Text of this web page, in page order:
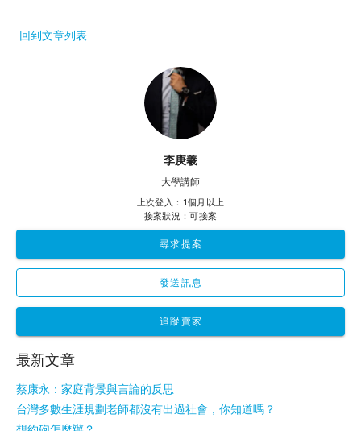
回到文章列表
李庚羲
大學講師
上次登入：1個月以上
接案狀況：可接案
尋求提案
發送訊息
追蹤賣家
最新文章
蔡康永：家庭背景與言論的反思
台灣多數生涯規劃老師都沒有出過社會，你知道嗎？